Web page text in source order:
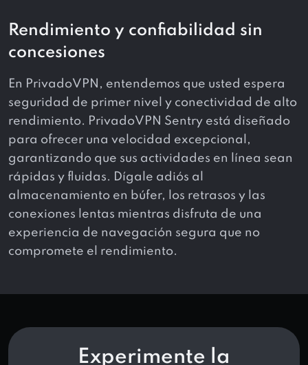
Rendimiento y confiabilidad sin
concesiones
En PrivadoVPN, entendemos que usted espera
seguridad de primer nivel y conectividad de alto
rendimiento. PrivadoVPN Sentry está diseñado
para ofrecer una velocidad excepcional,
garantizando que sus actividades en línea sean
rápidas y fluidas. Dígale adiós al
almacenamiento en búfer, los retrasos y las
conexiones lentas mientras disfruta de una
experiencia de navegación segura que no
compromete el rendimiento.
Experimente la